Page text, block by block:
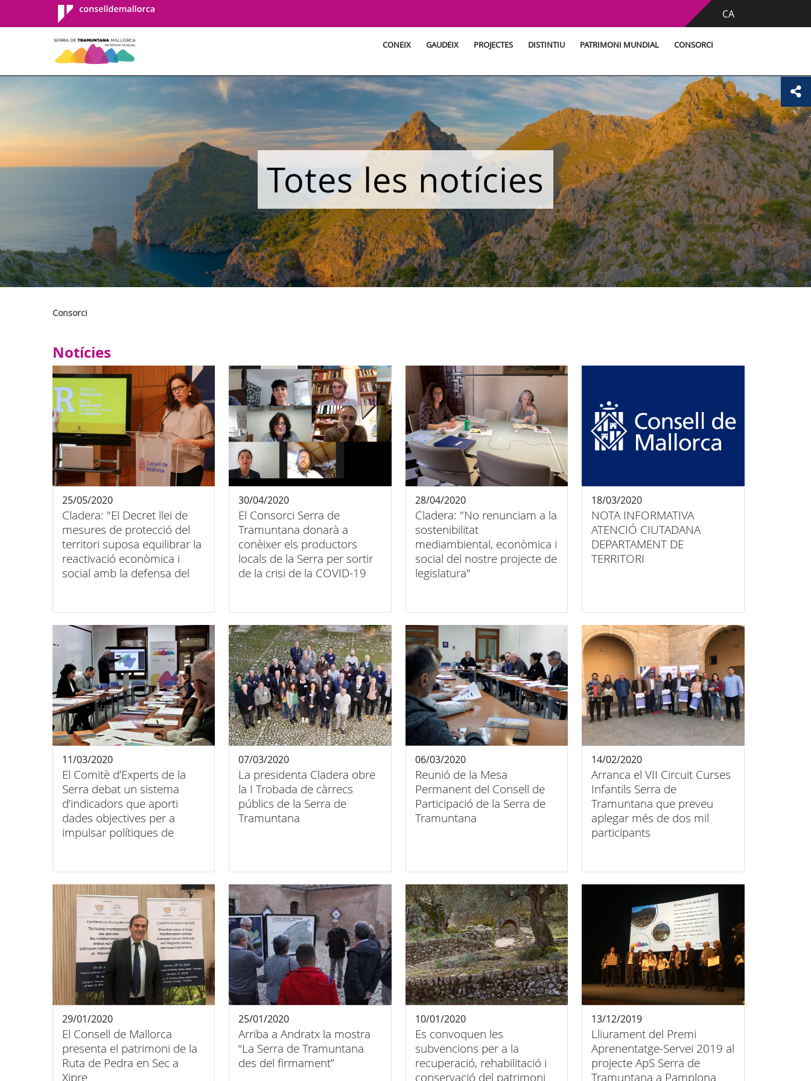
Consell de
Mallorca
CA
CONEIX GAUDEIX PROJECTES DISTINTIU PATRIMONI MUNDIAL CONSORCI
Totes les notícies
Consorci
Notícies
Cladera: "El Decret llei de
mesures de protecció del
territori suposa equilibrar la
reactivació econòmica i
social amb la defensa del
25/05/2020
El Consorci Serra de
Tramuntana donarà a
conèixer els productors
locals de la Serra per sortir
de la crisi de la COVID-19
30/04/2020
Cladera: "No renunciam a la
sostenibilitat
mediambiental, econòmica i
social del nostre projecte de
legislatura"
28/04/2020
NOTA INFORMATIVA
ATENCIÓ CIUTADANA
DEPARTAMENT DE
TERRITORI
18/03/2020
El Comitè d’Experts de la
Serra debat un sistema
d’indicadors que aporti
dades objectives per a
impulsar polítiques de
11/03/2020
La presidenta Cladera obre
la I Trobada de càrrecs
públics de la Serra de
Tramuntana
07/03/2020
Reunió de la Mesa
Permanent del Consell de
Participació de la Serra de
Tramuntana
06/03/2020
Arranca el VII Circuit Curses
Infantils Serra de
Tramuntana que preveu
aplegar més de dos mil
participants
14/02/2020
El Consell de Mallorca
presenta el patrimoni de la
Ruta de Pedra en Sec a
Xipre
29/01/2020
Arriba a Andratx la mostra
“La Serra de Tramuntana
des del firmament”
25/01/2020
Es convoquen les
subvencions per a la
recuperació, rehabilitació i
conservació del patrimoni
10/01/2020
Lliurament del Premi
Aprenentatge-Servei 2019 al
projecte ApS Serra de
Tramuntana a Pamplona
13/12/2019